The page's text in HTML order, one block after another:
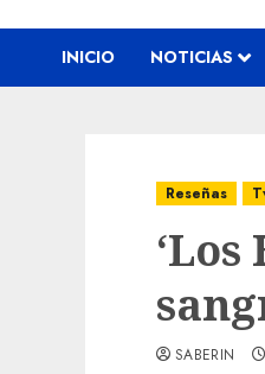
INICIO NOTICIAS
Reseñas
SABERIN